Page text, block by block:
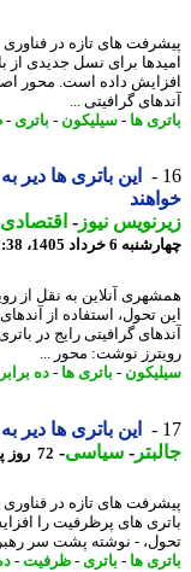
های تازه در فناوری
برای نسل جدیدی از
داده است. محور اصلی
گرافیتی ...
ها - سیلیکون-باتری-
این باتری ها دیر به
نیوز-اقتصادی-
خرداد 1405، 22:38
آنلاین به نقل از
تحول، استفاده از آندهای
گرافیتی رایج در باتری
نوشت: محور ...
-باتری ها - ده برابر-
این باتری ها دیر به
-سیاسی-72 روز پیش - چهارشنبه 6 خرداد 1405، 19:12
های تازه در فناوری
های پرظرفیت را افزایش
- نوشته پشت سر رهبر
ها - باتری- ظرفیت -ده